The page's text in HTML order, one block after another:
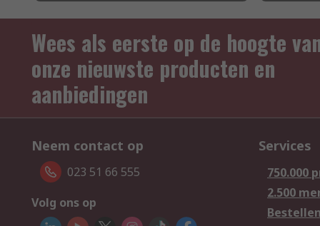
Wees als eerste op de hoogte
onze nieuwste producten en
aanbiedingen
Neem contact op
023 51 66 555
Volg ons op
Services
750.000
2.500
Bestellen